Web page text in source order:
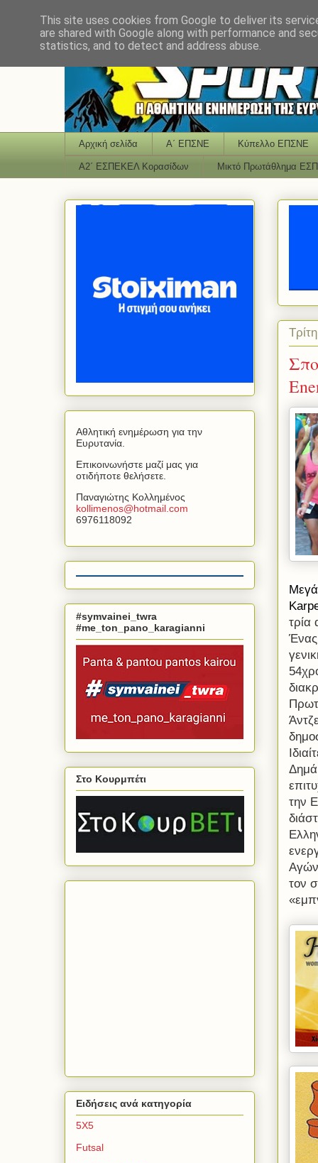
Αρχική σελίδα Α΄ ΕΠΣΝΕ Κύπελλο ΕΠΣΝΕ
Α2΄ ΕΣΠΕΚΕΛ Κορασίδων Μικτό Πρωτάθλημα
τρία
Ένας
την
τον
Αθλητική ενημέρωση για την
Ευρυτανία.
Επικοινωνήστε μαζί μας για
οτιδήποτε θελήσετε.
Παναγιώτης Κολλημένος
kollimenos@hotmail com
6976118092
#symvainei_twra
#me_ton_pano_karagianni
Στο Κουρμπέτι
Ειδήσεις ανά κατηγορία
5Χ5
Futsal
This site uses cookies from Google to deliver its
are shared with Google along with performance and
statistics, and to detect and address abuse.